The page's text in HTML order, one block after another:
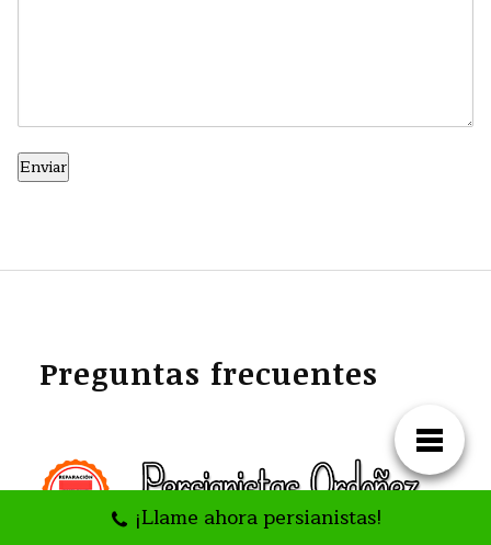
Preguntas frecuentes
¡Llame ahora persianistas!